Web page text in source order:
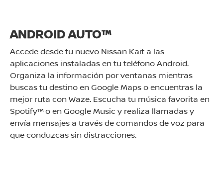
ANDROID AUTO™
Accede desde tu nuevo Nissan Kait a las
aplicaciones instaladas en tu teléfono Android.
Organiza la información por ventanas mientras
buscas tu destino en Google Maps o encuentras la
mejor ruta con Waze. Escucha tu música favorita en
Spotify™ o en Google Music y realiza llamadas y
envía mensajes a través de comandos de voz para
que conduzcas sin distracciones.